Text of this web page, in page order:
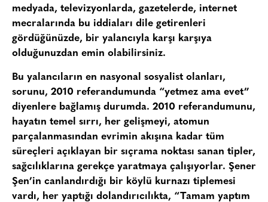
medyada, televizyonlarda, gazetelerde, internet
mecralarında bu iddiaları dile getirenleri
gördüğünüzde, bir yalancıyla karşı karşıya
olduğunuzdan emin olabilirsiniz.
Bu yalancıların en nasyonal sosyalist olanları,
sorunu, 2010 referandumunda “yetmez ama evet”
diyenlere bağlamış durumda. 2010 referandumunu,
hayatın temel sırrı, her gelişmeyi, atomun
parçalanmasından evrimin akışına kadar tüm
süreçleri açıklayan bir sıçrama noktası sanan tipler,
sağcılıklarına gerekçe yaratmaya çalışıyorlar. Şener
Şen’in canlandırdığı bir köylü kurnazı tiplemesi
vardı, her yaptığı dolandırıcılıkta, “Tamam yaptım